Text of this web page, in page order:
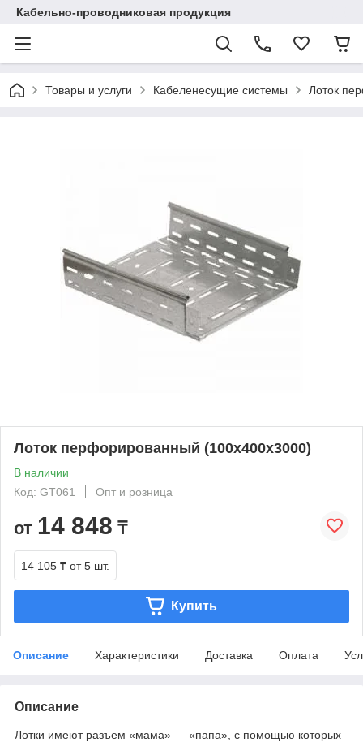
Кабельно-проводниковая продукция
Товары и услуги Кабеленесущие системы Лоток
Лоток перфорированный (100х400х3000)
В наличии
Код: GT061
Опт и розница
от 14 848 ₸
14 105 ₸ от 5 шт.
Купить
Описание Характеристики Доставка Оплата
Описание
Лотки имеют разъем «мама» — «папа», с помощью которых